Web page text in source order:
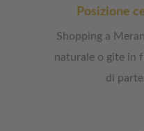
Posizione
Shopping a
naturale o gite in
di